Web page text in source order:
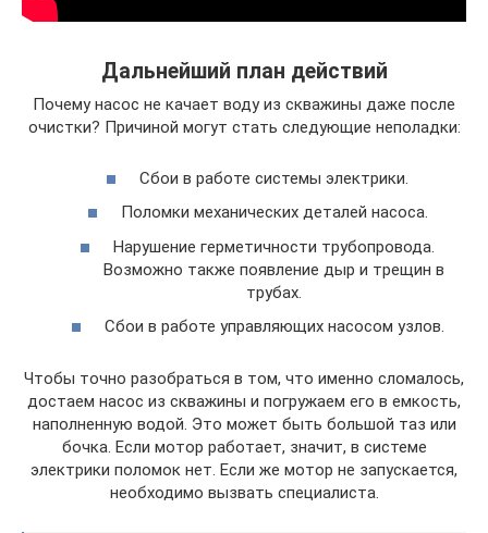
Дальнейший план действий
Почему насос не качает воду из скважины даже после
очистки? Причиной могут стать следующие неполадки:
Сбои в работе системы электрики.
Поломки механических деталей насоса.
Нарушение герметичности трубопровода.
Возможно также появление дыр и трещин в
трубах.
Сбои в работе управляющих насосом узлов.
Чтобы точно разобраться в том, что именно сломалось,
достаем насос из скважины и погружаем его в емкость,
наполненную водой. Это может быть большой таз или
бочка. Если мотор работает, значит, в системе
электрики поломок нет. Если же мотор не запускается,
необходимо вызвать специалиста.